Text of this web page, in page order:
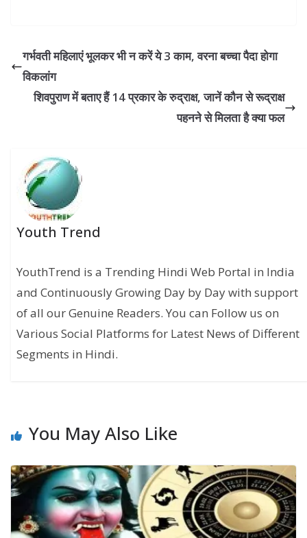
गर्भवती महिलाएं भूलकर भी न करें ये 3 काम, वरना बच्चा पैदा होगा
विकलांग
शिवपुराण में बताए हैं 14 प्रकार के रुद्राक्ष, जानें कौन से रूद्राक्ष
पहनने से मिलता है क्‍या फल
Youth Trend
YouthTrend is a Trending Hindi Web Portal in India
and Continuously Growing Day by Day with support
of all our Genuine Readers. You can Follow us on
Various Social Platforms for Latest News of Different
Segments in Hindi.
You May Also Like